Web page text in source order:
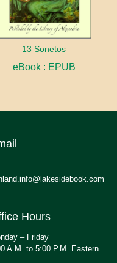
13 Sonetos
eBook : EPUB
Hours
– Friday
A.M. to 5:00 P.M. Eastern